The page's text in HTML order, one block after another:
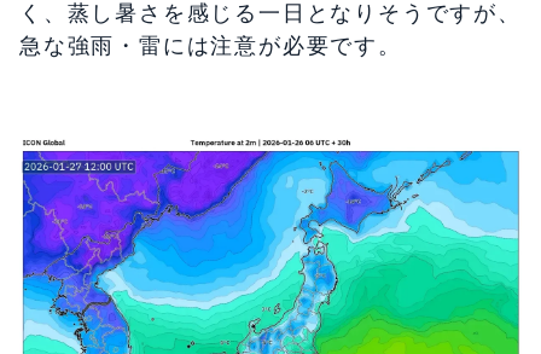
く、蒸し暑さを感じる一日となりそうですが、
急な強雨・雷には注意が必要です。